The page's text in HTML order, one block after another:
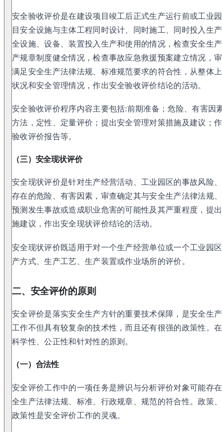
安全验收评价是在建设项目竣工后正式生产运行前或工业
目安全设施与主体工程同时设计、同时施工、同时投入生
全设施、设备、装置投入生产和使用的情况，检查安全生
产规章制度健全情况，检查事故应急救援预案建立情况，
满足安全生产法律法规、标准规范要求的符合性，从整体
状况和安全管理情况，作出安全验收评价结论的活动。
安全验收评价程序内容主要包括:前期准备；危险、有害因
方法，定性、定量评价；提出安全管理对策措施及建议；
验收评价报告等。
（三）安全现状评价
安全现状评价是针对生产经营活动、工业园区的事故风险
存在的危险、有害因素，审查确定其与安全生产法律法规
预测发生事故或造成职业危害的可能性及其严重程度，提
施建议，作出安全现状评价结论的活动。
安全现状评价既适用于对一个生产经营单位或一个工业园
产方式、生产工艺、生产装置或作业场所的评价。
二、安全评价的原则
安全评价是落实安全生产方针的重要技术保障，是安全生
工作不但具有较复杂的技术性，而且还有很强的政策性。
科学性、公正性和针对性的原则。
（一）合法性
安全评价工作中的一项任务是辨识与分析评价对象可能存
全生产法律法规、标准、行政规章、规范的符合性。政策
政策性是安全评价工作的灵魂。